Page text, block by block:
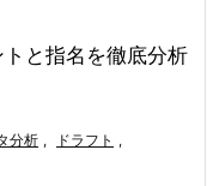
と指名を徹底分析
分析 , ドラフト ,